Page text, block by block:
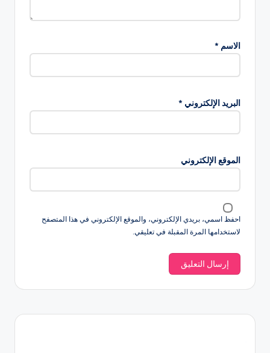
الاسم *
البريد الإلكتروني *
الموقع الإلكتروني
احفظ اسمي، بريدي الإلكتروني، والموقع الإلكتروني في هذا المتصفح
لاستخدامها المرة المقبلة في تعليقي.